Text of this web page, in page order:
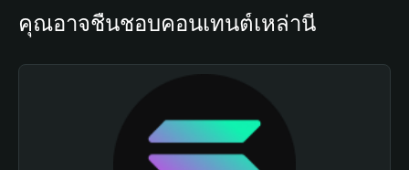
คุณอาจชื่นชอบคอนเทนต์เหล่านี้